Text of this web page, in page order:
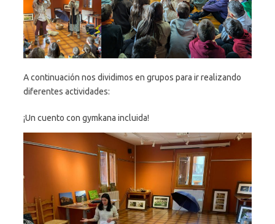
A continuación nos dividimos en grupos para ir realizando
diferentes actividades:
¡Un cuento con gymkana incluida!